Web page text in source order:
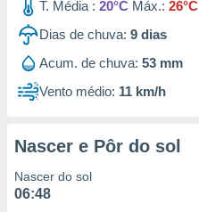
T. Média : 20°C Máx.: 26°C
Dias de chuva: 9 dias
Acum. de chuva: 53 mm
Vento médio: 11 km/h
Nascer e Pôr do sol
Nascer do sol
06:48